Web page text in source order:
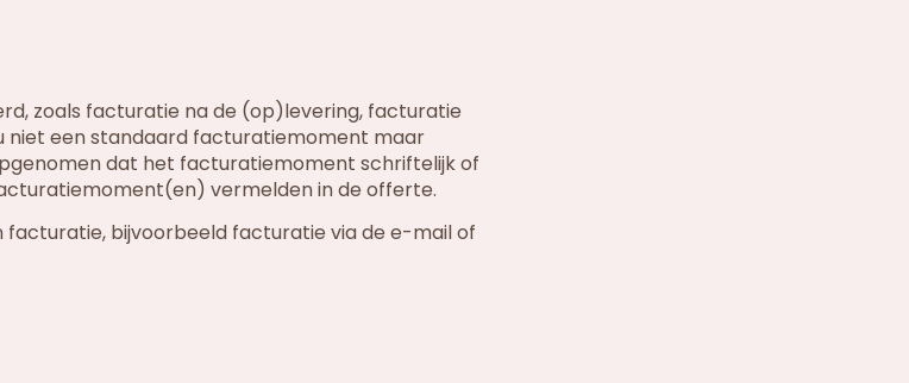
zoals facturatie na de (op)levering, facturatie
een standaard facturatiemoment maar
dat het facturatiemoment schriftelijk of
vermelden in de offerte.
facturatie, bijvoorbeeld facturatie via de e-mail of